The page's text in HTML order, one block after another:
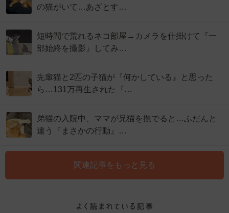
の猫がいて…あざとす…
短時間で荒れるネコ部屋→カメラを仕掛けて『一
部始終を撮影』してみ…
先輩猫と2匹の子猫が『何かしている』と思った
ら…131万再生された『…
弟猫の入院中、ママが兄猫を撫でると…ふだんと
違う『まさかの行動』…
関連記事をもっと見る